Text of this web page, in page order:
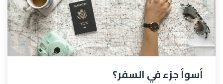
أسوأ جزء في السفر؟